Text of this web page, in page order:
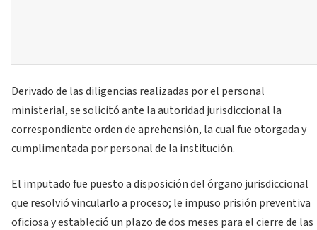
Derivado de las diligencias realizadas por el personal
ministerial, se solicitó ante la autoridad jurisdiccional la
correspondiente orden de aprehensión, la cual fue otorgada y
cumplimentada por personal de la institución.
El imputado fue puesto a disposición del órgano jurisdiccional
que resolvió vincularlo a proceso; le impuso prisión preventiva
oficiosa y estableció un plazo de dos meses para el cierre de las